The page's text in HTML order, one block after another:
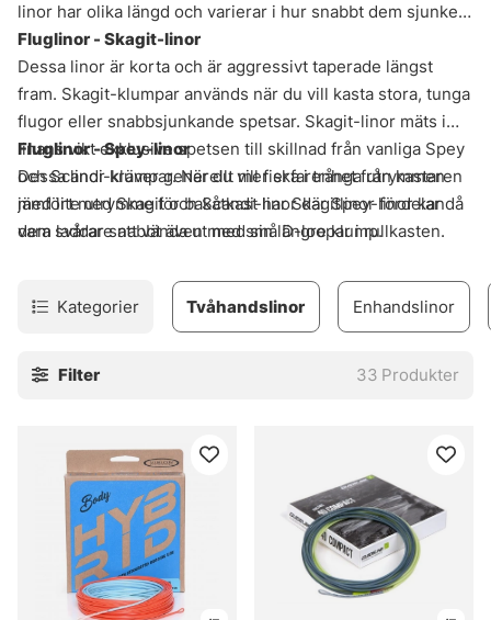
linor har olika längd och varierar i hur snabbt dem sjunker.
Fluglinor - Skagit-linor
Dessa linor är korta och är aggressivt taperade längst
fram. Skagit-klumpar används när du vill kasta stora, tunga
flugor eller snabbsjunkande spetsar. Skagit-linor mäts i
linans vikt exklusive spetsen till skillnad från vanliga Spey
och Scandi-klumpar. När du vill fiska i trånga utrymmen
med lite utrymme för bakåtkast har Skagitlinor fördelar då
dem laddar snabbt även med små D-loopar i rullkasten.
Fluglinor - Spey-linor
Dessa linor kräver generellt mer erfarenhet från kastaren
jämfört med Skagit och Scandi-linor där Spey-linor kan
vara svårare att vända ut med sin längre klump.
Kategorier Enhandslinor
Tvåhandslinor
Filter 33 Produkter